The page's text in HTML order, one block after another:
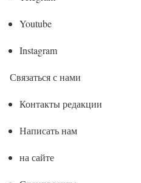
Youtube
Instagram
Связаться с нами
Контакты редакции
Написать нам
на сайте